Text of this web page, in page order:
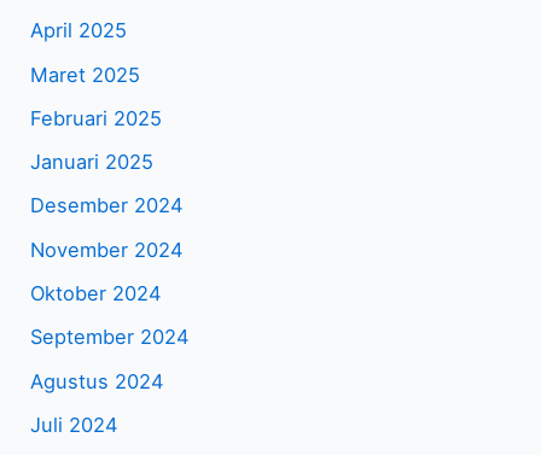
April 2025
Maret 2025
Februari 2025
Januari 2025
Desember 2024
November 2024
Oktober 2024
September 2024
Agustus 2024
Juli 2024